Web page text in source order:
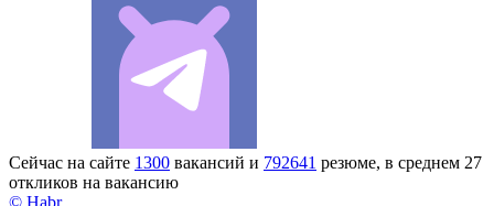
Сейчас на сайте 1300 вакансий и 792641 резюме, в среднем 27
откликов на вакансию
© Habr